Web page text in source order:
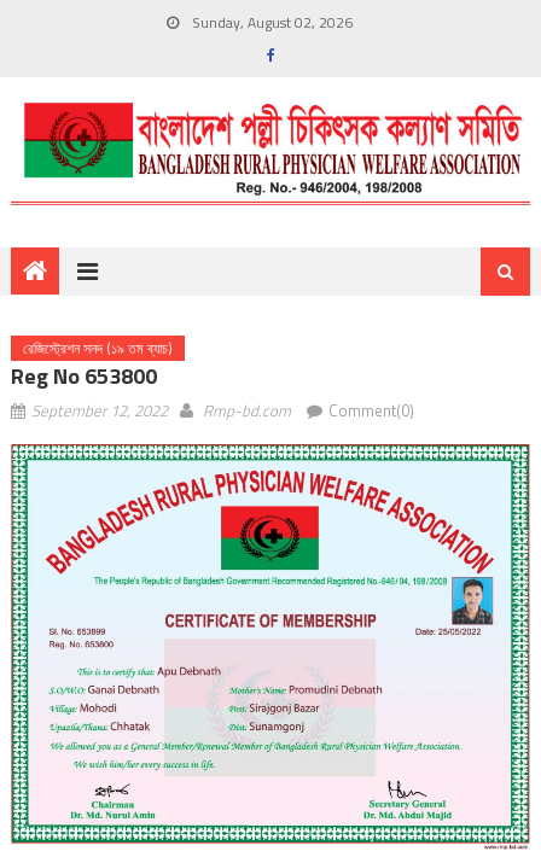
Sunday, August 02, 2026
রেজিস্ট্রেশন সনদ (১৯ তম ব্যাচ)
Reg No 653800
September 12, 2022 Rmp-bd.com Comment(0)